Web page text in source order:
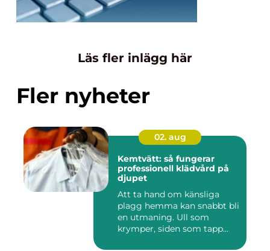
Läs fler inlägg här
Fler nyheter
02. aug
Kemtvätt: så fungerar
professionell klädvård på
djupet
Att ta hand om känsliga
plagg hemma kan snabbt bli
en utmaning. Ull som
krymper, siden som tapp...